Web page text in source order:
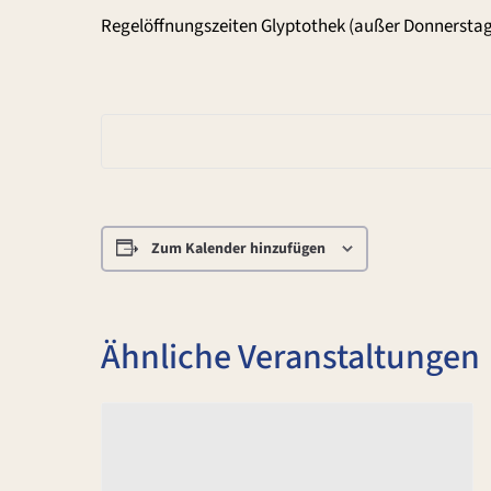
Regelöffnungszeiten Glyptothek (außer
Zum Kalender hinzufügen
Ähnliche Veranstaltungen